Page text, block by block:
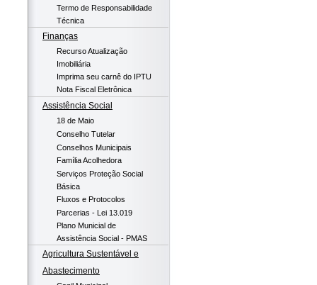
Termo de Responsabilidade
Técnica
Finanças
Recurso Atualização
Imobiliária
Imprima seu carnê do IPTU
Nota Fiscal Eletrônica
Assistência Social
18 de Maio
Conselho Tutelar
Conselhos Municipais
Família Acolhedora
Serviços Proteção Social
Básica
Fluxos e Protocolos
Parcerias - Lei 13.019
Plano Municial de
Assistência Social - PMAS
Agricultura Sustentável e
Abastecimento